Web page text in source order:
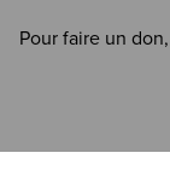
Pour faire un don,